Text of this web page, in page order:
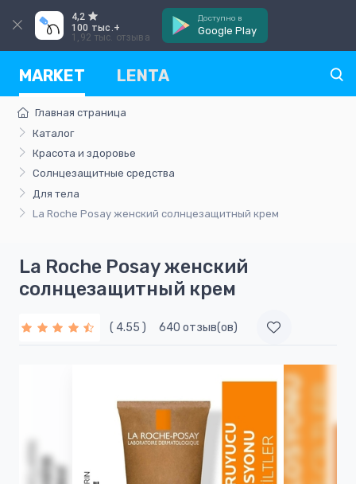
4,2
100 тыс.+
1,92 тыс. отзыва
Доступно в
Google Play
MARKET LENTA
Главная страница
Каталог
Красота и здоровье
Солнцезащитные средства
Для тела
La Roche Posay женский cолнцезащитный крем
La Roche Posay женский
cолнцезащитный крем
( 4.55 ) 640 отзыв(ов)